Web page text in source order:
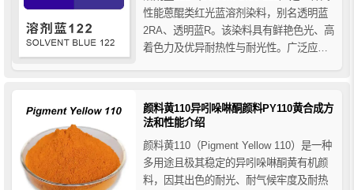
性能蒽醌类红光蓝溶剂染料，别名透明蓝
2RA、透明蓝R。该染料具有鲜艳色光、高
着色力及优异耐热性与耐光性。广泛应用
域，提供高透明度、强稳定性和低迁移性
的理想蓝色解决方案。
颜料黄110异吲哚啉酮颜料PY110黄合成方
法和性能介绍
颜料黄110（Pigment Yellow 110）是一种
多用途且极其稳定的异吲哚啉酮黄有机颜
料，因其出色的耐光、耐气候牢度及耐热